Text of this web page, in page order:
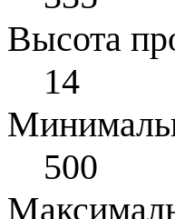
Высота
14
500